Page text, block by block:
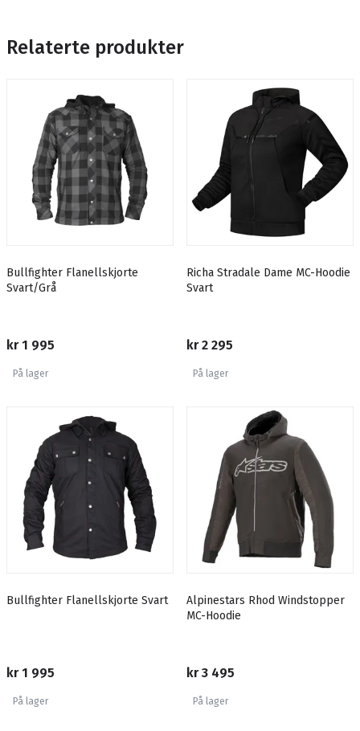
Relaterte produkter
Bullfighter Flanellskjorte
Svart/Grå
kr 1 995
På lager
Richa Stradale Dame MC-Hoodie
Svart
kr 2 295
På lager
Bullfighter Flanellskjorte Svart
kr 1 995
På lager
Alpinestars Rhod Windstopper
MC-Hoodie
kr 3 495
På lager